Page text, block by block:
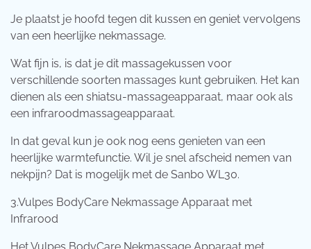
Je plaatst je hoofd tegen dit kussen en geniet vervolgens
van een heerlijke nekmassage.
Wat fijn is, is dat je dit massagekussen voor
verschillende soorten massages kunt gebruiken. Het kan
dienen als een shiatsu-massageapparaat, maar ook als
een infraroodmassageapparaat.
In dat geval kun je ook nog eens genieten van een
heerlijke warmtefunctie. Wil je snel afscheid nemen van
nekpijn? Dat is mogelijk met de Sanbo WL30.
3.Vulpes BodyCare Nekmassage Apparaat met
Infrarood